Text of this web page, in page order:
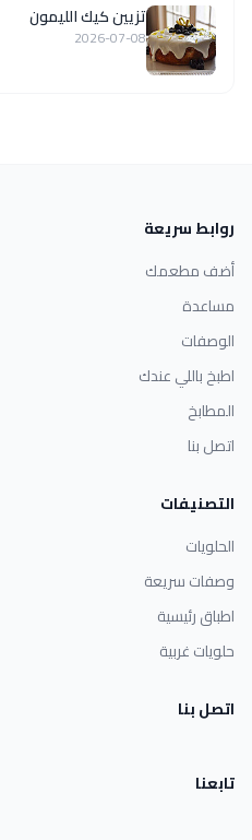
تزيين كيك الليمون
2026-07-08
روابط سريعة
أضف مطعمك
مساعدة
الوصفات
اطبخ باللي عندك
المطابخ
اتصل بنا
التصنيفات
الحلويات
وصفات سريعة
اطباق رئيسية
حلويات غربية
اتصل بنا
تابعنا